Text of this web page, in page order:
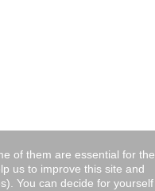
of them are essential for the
us to improve this site and
You can decide for yourself